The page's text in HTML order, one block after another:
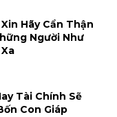
Hãy Cẩn Thận
Người Như
Tài Chính Sẽ
Con Giáp